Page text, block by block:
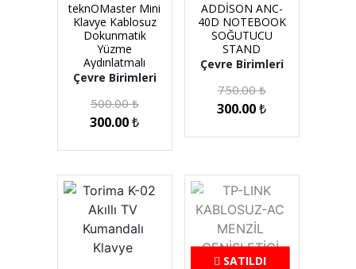
teknOMaster Mini
Klavye Kablosuz
Dokunmatik
Yüzme
Aydınlatmalı
Çevre Birimleri
500.00₺
300.00₺
ADDİSON ANC-
40D NOTEBOOK
SOĞUTUCU
STAND
Çevre Birimleri
750.00₺
300.00₺
SATILDI